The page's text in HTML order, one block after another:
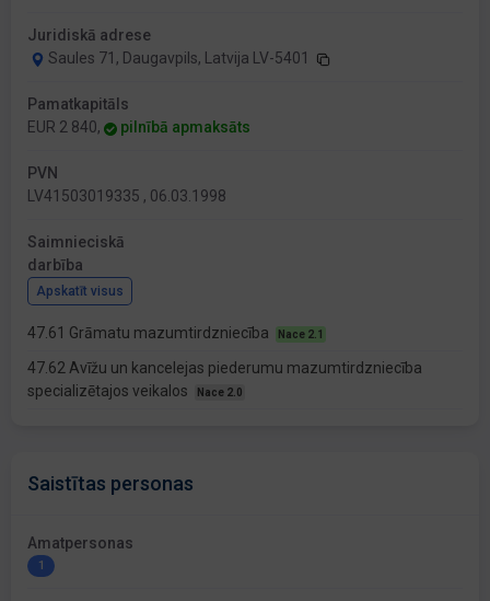
Juridiskā adrese
Saules 71, Daugavpils, Latvija LV-5401
Pamatkapitāls
EUR 2 840,
pilnībā apmaksāts
PVN
LV41503019335 , 06.03.1998
Saimnieciskā
darbība
Apskatīt visus
47.61 Grāmatu mazumtirdzniecība Nace 2.1
47.62 Avīžu un kancelejas piederumu mazumtirdzniecība
specializētajos veikalos
Nace 2.0
Saistītas personas
Amatpersonas
1